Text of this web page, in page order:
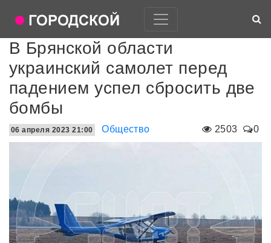
В Брянской области
украинский самолет перед
падением успел сбросить две
бомбы
2503 0
06 апреля 2023 21:00 Общество